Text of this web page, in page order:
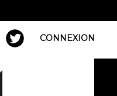
CONNEXION